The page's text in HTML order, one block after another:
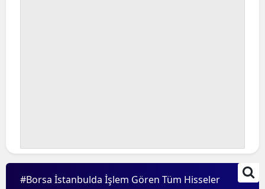
#Borsa İstanbulda İşlem Gören Tüm Hisseler